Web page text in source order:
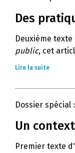
Des
Deuxième
public, cet
Lire la suite
Dossier spécial :
Un
Premier texte